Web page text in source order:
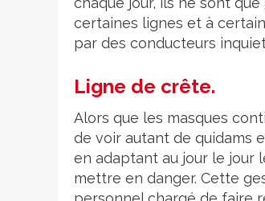
certaines lignes et à
par des conducteurs
Ligne de crête.
Alors que les masques
de voir autant de quidams
en adaptant au jour le jour
mettre en danger. Cette